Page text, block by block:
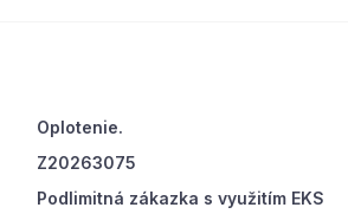
Oplotenie.
Z20263075
Podlimitná zákazka s využitím EKS